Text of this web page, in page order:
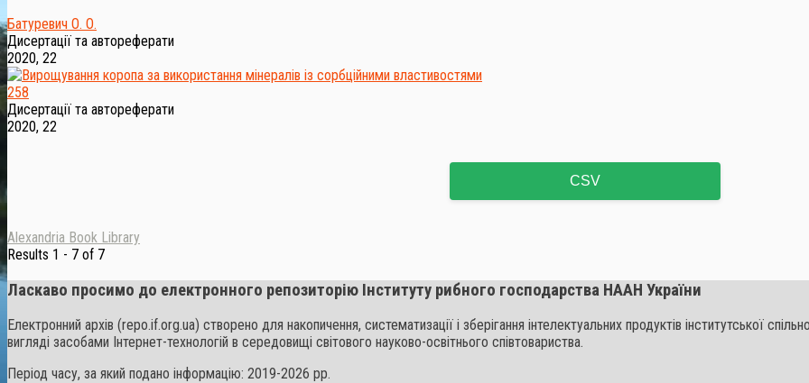
Батуревич О. О.
Дисертації та автореферати
2020, 22
258
Дисертації та автореферати
2020, 22
CSV
Alexandria Book Library
Results 1 - 7 of 7
Ласкаво просимо до електронного репозиторію Інституту рибного господарства НААН України
Електронний архів (repo.if.org.ua) створено для накопичення, систематизації і зберігання інтелектуальних продуктів інститутської
вигляді засобами Інтернет-технологій в середовищі світового науково-освітнього співтовариства.
Період часу, за який подано інформацію: 2019-2026 рр.